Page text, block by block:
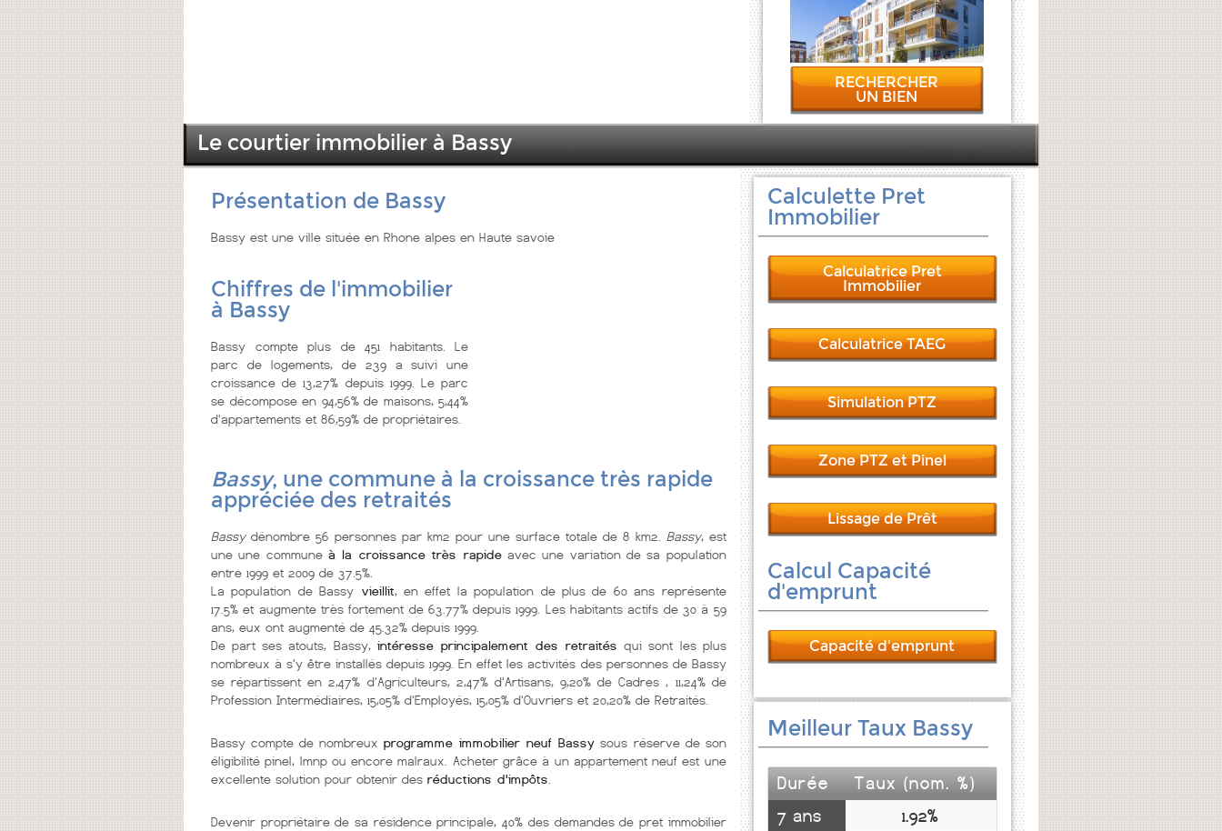
RECHERCHER
UN BIEN
Le courtier immobilier à Bassy
Présentation de Bassy
Bassy est une ville située en Rhone alpes en Haute savoie
Chiffres de l'immobilier
à Bassy
Bassy compte plus de 451 habitants. Le
parc de logements, de 239 a suivi une
croissance de 13,27% depuis 1999. Le parc
se décompose en 94,56% de maisons, 5,44%
d'appartements et 86,59% de propriétaires.
Bassy, une commune à la croissance très rapide
appréciée des retraités
Bassydénombre 56 personnes par km2 pour une surface totale de 8 km2. Bassy, est
une une communeà la croissance très rapideavec une variation de sa population
entre 1999 et 2009 de 37.5%.
La population de Bassy vieillit, en effet la population de plus de 60 ans représente
17.5% et augmente très fortement de 63.77% depuis 1999. Les habitants actifs de 30 à 59
ans, eux ont augmenté de 45.32% depuis 1999.
De part ses atouts, Bassy, intéresse principalement des retraités qui sont les plus
nombreux à s'y être installés depuis 1999. En effet les activités des personnes de Bassy
se répartissent en 2,47% d'Agriculteurs, 2,47% d'Artisans, 9,20% de Cadres , 11,24% de
Profession Intermédiaires, 15,05% d'Employés, 15,05% d'Ouvriers et 20,20% de Retraités.
Bassy compte de nombreuxprogramme immobilier neuf Bassy sous réserve de son
éligibilité pinel, lmnp ou encore malraux. Acheter grâce à un appartement neuf est une
excellente solution pour obtenir des réductions d'impôts
Devenir propriétaire de sa résidence principale, 40% des demandes de pret immobilier
Calculette Pret
Immobilier
Calculatrice Pret
Immobilier
Calculatrice TAEG
Simulation PTZ
Zone PTZ et Pinel
Lissage de Prêt
Calcul Capacité
d'emprunt
Capacité d'emprunt
Meilleur Taux Bassy
Durée
Taux (nom. %)
7 ans
1.92%